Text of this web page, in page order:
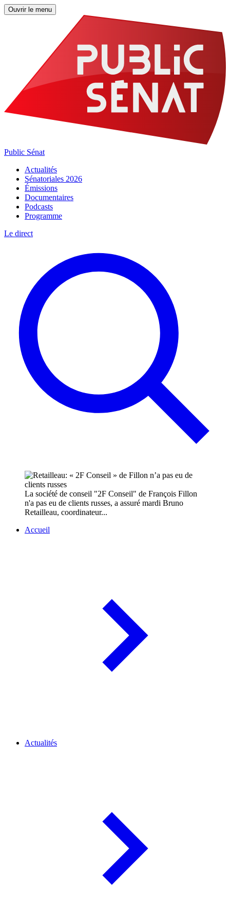
Ouvrir le menu
Public Sénat
Actualités
Sénatoriales 2026
Émissions
Documentaires
Podcasts
Programme
Le direct
La société de conseil "2F Conseil" de François Fillon
n'a pas eu de clients russes, a assuré mardi Bruno
Retailleau, coordinateur...
Accueil
Actualités